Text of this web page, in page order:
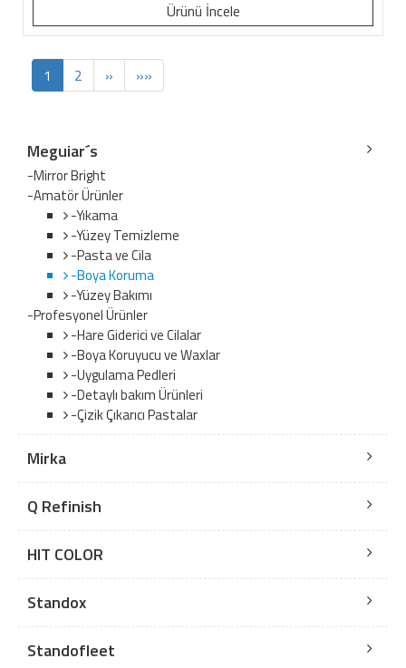
Ürünü İncele
1 2 » »»
Meguiar´s
-Mirror Bright
-Amatör Ürünler
-Yıkama
-Yüzey Temizleme
-Pasta ve Cila
-Boya Koruma
-Yüzey Bakımı
-Profesyonel Ürünler
-Hare Giderici ve Cilalar
-Boya Koruyucu ve Waxlar
-Uygulama Pedleri
-Detaylı bakım Ürünleri
-Çizik Çıkarıcı Pastalar
Mirka
Q Refinish
HIT COLOR
Standox
Standofleet